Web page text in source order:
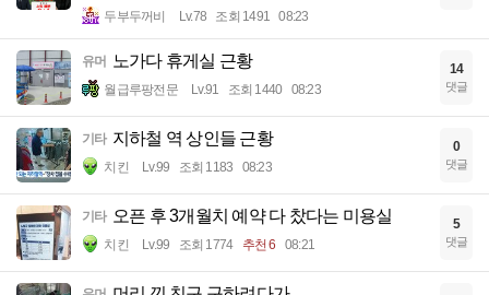
두부두꺼비 Lv.78 조회 1491 08:23
유머 노가다 휴게실 근황
월급루팡전문 Lv.91 조회 1440 08:23
14
댓글
기타 지하철 역 상인들 근황
치킨 Lv.99 조회 1183 08:23
0
댓글
기타 오픈 후 3개월치 예약 다 찼다는 미용실
치킨 Lv.99 조회 1774 추천 6 08:21
5
댓글